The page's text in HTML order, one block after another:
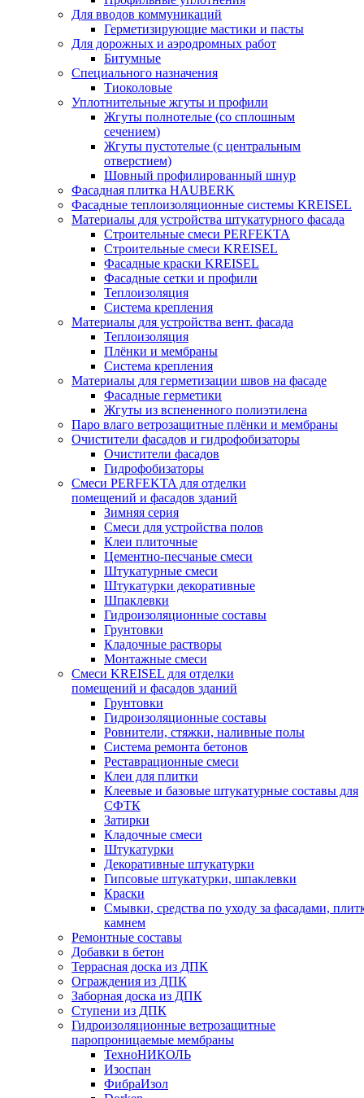
Для вводов коммуникаций
Герметизирующие мастики и пасты
Для дорожных и аэродромных работ
Битумные
Специального назначения
Тиоколовые
Уплотнительные жгуты и профили
Жгуты полнотелые (со сплошным
сечением)
Жгуты пустотелые (с центральным
отверстием)
Шовный профилированный шнур
Фасадная плитка HAUBERK
Фасадные теплоизоляционные системы KREISEL
Материалы для устройства штукатурного фасада
Строительные смеси PERFEKTA
Строительные смеси KREISEL
Фасадные краски KREISEL
Фасадные сетки и профили
Теплоизоляция
Система крепления
Материалы для устройства вент. фасада
Теплоизоляция
Плёнки и мембраны
Система крепления
Материалы для герметизации швов на фасаде
Фасадные герметики
Жгуты из вспененного полиэтилена
Паро влаго ветрозащитные плёнки и мембраны
Очистители фасадов и гидрофобизаторы
Очистители фасадов
Гидрофобизаторы
Смеси PERFEKTA для отделки
помещений и фасадов зданий
Зимняя серия
Смеси для устройства полов
Клеи плиточные
Цементно-песчаные смеси
Штукатурные смеси
Штукатурки декоративные
Шпаклевки
Гидроизоляционные составы
Грунтовки
Кладочные растворы
Монтажные смеси
Смеси KREISEL для отделки
помещений и фасадов зданий
Грунтовки
Гидроизоляционные составы
Ровнители, стяжки, наливные полы
Cистема ремонта бетонов
Реставрационные смеси
Клеи для плитки
Клеевые и базовые штукатурные составы для
СФТК
Затирки
Кладочные смеси
Штукатурки
Декоративные штукатурки
Гипсовые штукатурки, шпаклевки
Краски
Смывки, средства по уходу за фасадами,
камнем
Ремонтные составы
Добавки в бетон
Террасная доска из ДПК
Ограждения из ДПК
Заборная доска из ДПК
Ступени из ДПК
Гидроизоляционные ветрозащитные
паропроницаемые мембраны
ТехноНИКОЛЬ
Изоспан
ФибраИзол